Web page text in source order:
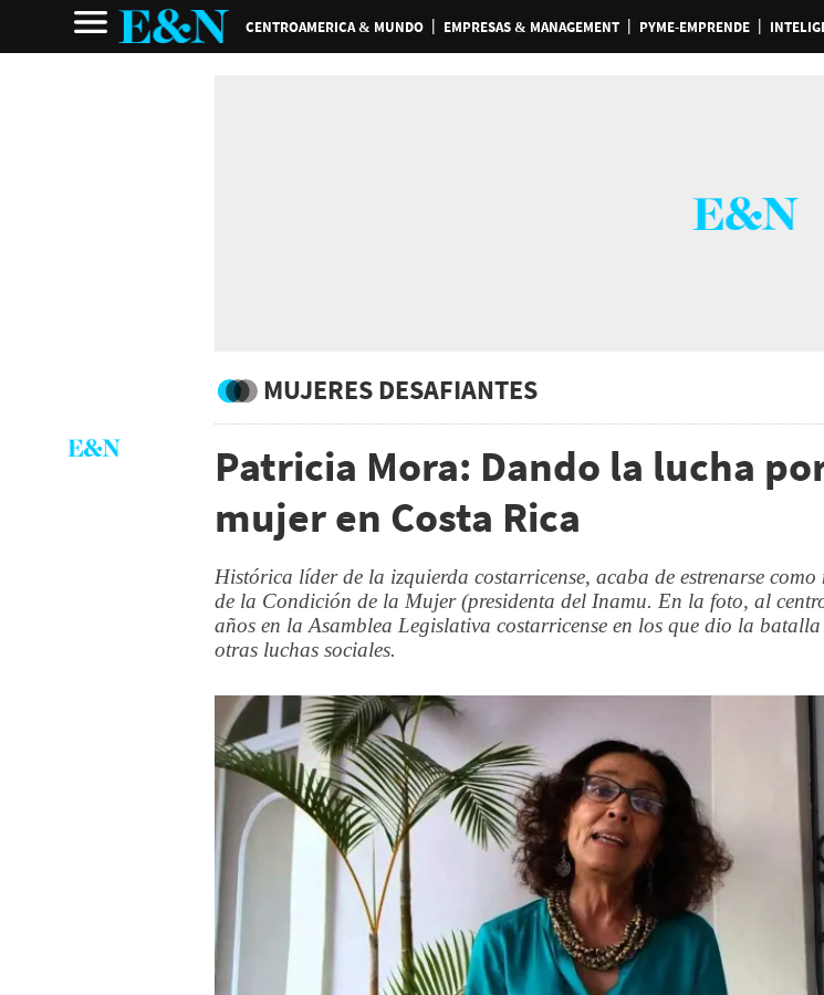
CENTROAMERICA & MUNDO EMPRESAS & MANAGEMENT PYME-EMPRENDE
MUJERES DESAFIANTES
Patricia Mora: Dando la lucha
mujer en Costa Rica
Histórica líder de la izquierda costarricense, acaba de estrenarse como
de la Condición de la Mujer (presidenta del Inamu. En la foto, al
años en la Asamblea Legislativa costarricense en los que dio la
otras luchas sociales.